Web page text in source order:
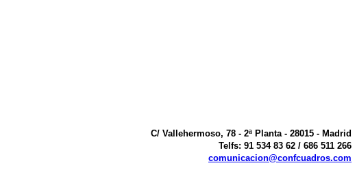
C/ Vallehermoso, 78 - 2ª Planta - 28015 - Madrid
Telfs: 91 534 83 62 / 686 511 266
comunicacion@confcuadros.com